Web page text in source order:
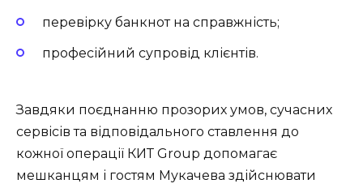
перевірку банкнот на справжність;
професійний супровід клієнтів.
Завдяки поєднанню прозорих умов, сучасних
сервісів та відповідального ставлення до
кожної операції КИТ Group допомагає
мешканцям і гостям Мукачева здійснювати